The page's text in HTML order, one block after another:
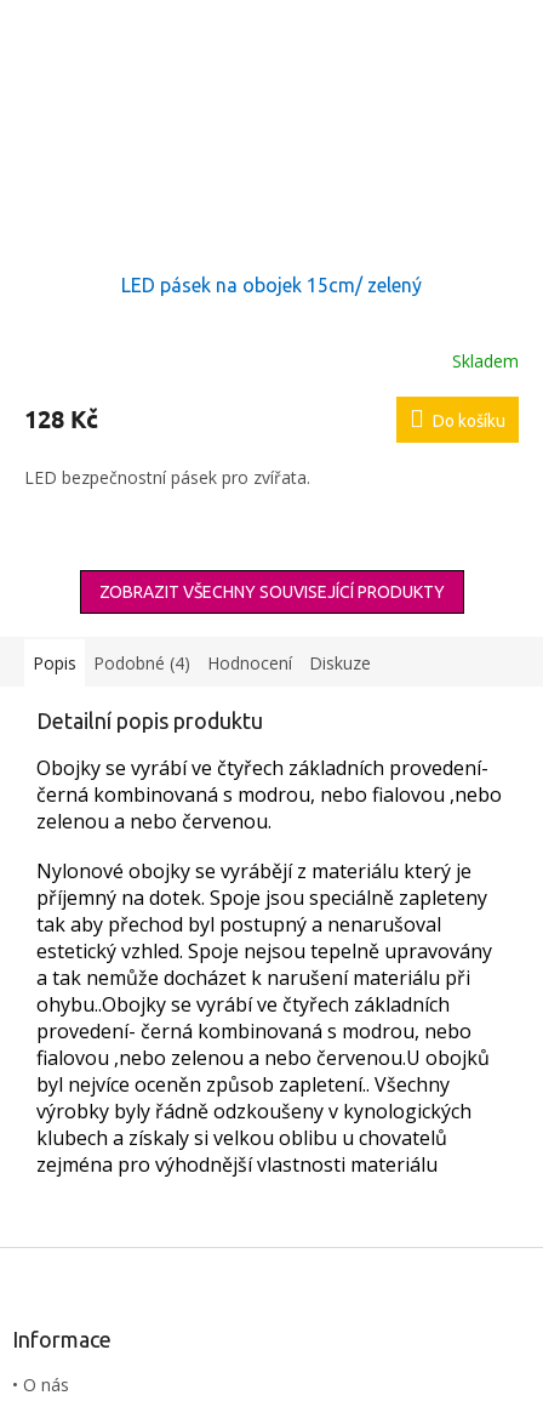
LED pásek na obojek 15cm/ zelený
Skladem
128 Kč Do košíku
LED bezpečnostní pásek pro zvířata.
ZOBRAZIT VŠECHNY SOUVISEJÍCÍ PRODUKTY
Popis Podobné (4) Hodnocení Diskuze
Detailní popis produktu
Obojky se vyrábí ve čtyřech základních provedení-
černá kombinovaná s modrou, nebo fialovou ,nebo
zelenou a nebo červenou.
Nylonové obojky se vyrábějí z materiálu který je
příjemný na dotek. Spoje jsou speciálně zapleteny
tak aby přechod byl postupný a nenarušoval
estetický vzhled. Spoje nejsou tepelně upravovány
a tak nemůže docházet k narušení materiálu při
ohybu..Obojky se vyrábí ve čtyřech základních
provedení- černá kombinovaná s modrou, nebo
fialovou ,nebo zelenou a nebo červenou.U obojků
byl nejvíce oceněn způsob zapletení.. Všechny
výrobky byly řádně odzkoušeny v kynologických
klubech a získaly si velkou oblibu u chovatelů
zejména pro výhodnější vlastnosti materiálu
Informace
• O nás